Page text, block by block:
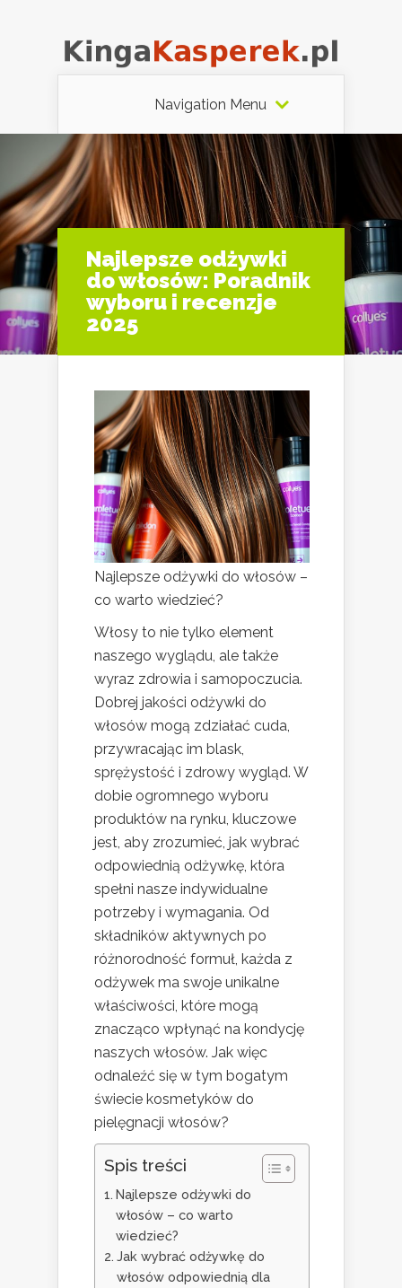
Navigation Menu
Najlepsze odżywki
do włosów: Poradnik
wyboru i recenzje
2025
Najlepsze odżywki do włosów –
co warto wiedzieć?
Włosy to nie tylko element
naszego wyglądu, ale także
wyraz zdrowia i samopoczucia.
Dobrej jakości odżywki do
włosów mogą zdziałać cuda,
przywracając im blask,
sprężystość i zdrowy wygląd. W
dobie ogromnego wyboru
produktów na rynku, kluczowe
jest, aby zrozumieć, jak wybrać
odpowiednią odżywkę, która
spełni nasze indywidualne
potrzeby i wymagania. Od
składników aktywnych po
różnorodność formuł, każda z
odżywek ma swoje unikalne
właściwości, które mogą
znacząco wpłynąć na kondycję
naszych włosów. Jak więc
odnaleźć się w tym bogatym
świecie kosmetyków do
pielęgnacji włosów?
Spis treści
Najlepsze odżywki do
włosów – co warto
wiedzieć?
Jak wybrać odżywkę do
włosów odpowiednią dla